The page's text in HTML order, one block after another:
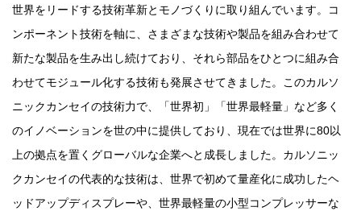
世界をリードする技術革新とモノづくりに取り組んでいます。コ
ンポーネント技術を軸に、さまざまな技術や製品を組み合わせて
新たな製品を生み出し続けており、それら部品をひとつに組み合
わせてモジュール化する技術も発展させてきました。このカルソ
ニックカンセイの技術力で、「世界初」「世界最軽量」など多く
のイノベーションを世の中に提供しており、現在では世界に80以
上の拠点を置くグローバルな企業へと成長しました。カルソニッ
クカンセイの代表的な技術は、世界で初めて量産化に成功したヘ
ッドアップディスプレーや、世界最軽量の小型コンプレッサーな